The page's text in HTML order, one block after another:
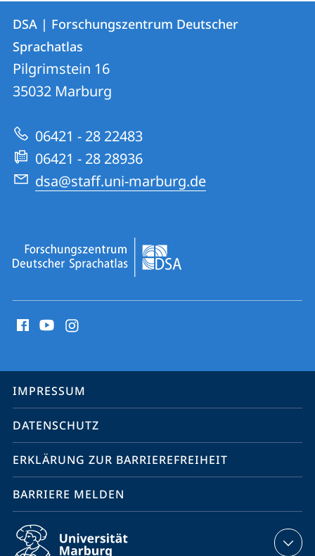
Kontakt
und
Informationen
zur
Website
Kontaktinformationen
DSA
|
Forschungszentrum
Sprachatlas
DSA | Forschungszentrum Deutscher
Sprachatlas
Pilgrimstein 16
35032 Marburg
06421 - 28 22483
06421 - 28 28936
dsa@staff.uni-marburg.de
Media
Service-
Navigation
IMPRESSUM
DATENSCHUTZ
ERKLÄRUNG ZUR BARRIEREFREIHEIT
BARRIERE MELDEN